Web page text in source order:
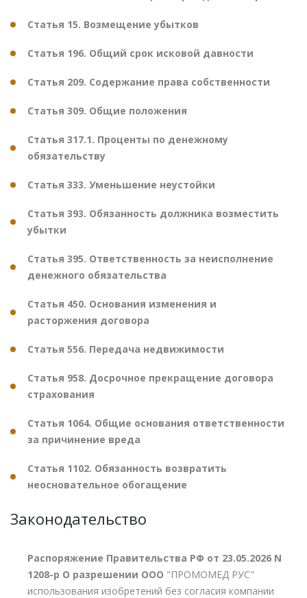
Статья 15. Возмещение убытков
Статья 196. Общий срок исковой давности
Статья 209. Содержание права собственности
Статья 309. Общие положения
Статья 317.1. Проценты по денежному
обязательству
Статья 333. Уменьшение неустойки
Статья 393. Обязанность должника возместить
убытки
Статья 395. Ответственность за неисполнение
денежного обязательства
Статья 450. Основания изменения и
расторжения договора
Статья 556. Передача недвижимости
Статья 958. Досрочное прекращение договора
страхования
Статья 1064. Общие основания ответственности
за причинение вреда
Статья 1102. Обязанность возвратить
неосновательное обогащение
Законодательство
Распоряжение Правительства РФ от 23.05.2026 N
1208-р О разрешении ООО "ПРОМОМЕД РУС"
использования изобретений без согласия компании